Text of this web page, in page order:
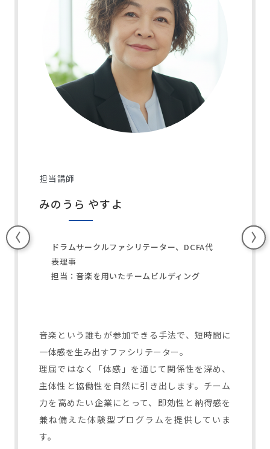
担当講師
みのうら やすよ
ドラムサークルファシリテーター、DCFA代
表理事
担当：音楽を用いたチームビルディング
音楽という誰もが参加できる手法で、短時間に
一体感を生み出すファシリテーター。
理屈ではなく「体感」を通じて関係性を深め、
主体性と協働性を自然に引き出します。チーム
力を高めたい企業にとって、即効性と納得感を
兼ね備えた体験型プログラムを提供していま
す。